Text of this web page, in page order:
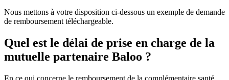
Nous mettons à votre disposition ci-dessous un exemple de demande
de remboursement téléchargeable.
Quel est le délai de prise en charge de la
mutuelle partenaire Baloo ?
En ce qui concerne le remboursement de la complémentaire santé